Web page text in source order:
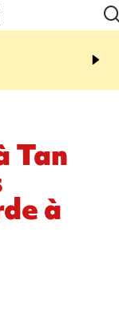
l’enfance - une
Tan
à